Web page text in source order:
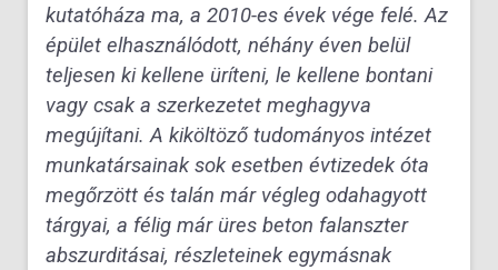
kutatóháza ma, a 2010-es évek vége felé. Az
épület elhasználódott, néhány éven belül
teljesen ki kellene üríteni, le kellene bontani
vagy csak a szerkezetet meghagyva
megújítani. A kiköltöző tudományos intézet
munkatársainak sok esetben évtizedek óta
megőrzött és talán már végleg odahagyott
tárgyai, a félig már üres beton falanszter
abszurditásai, részleteinek egymásnak